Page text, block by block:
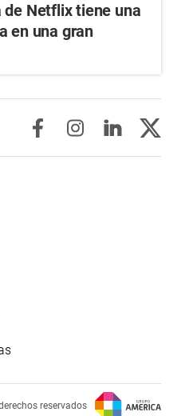
de Netflix tiene una
en una gran
reservados